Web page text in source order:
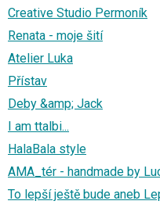
Creative Studio Permoník
Renata - moje šití
Atelier Luka
Přístav
Deby &amp; Jack
I am ttalbi...
HalaBala style
AMA_tér - handmade by
To lepší ještě bude aneb